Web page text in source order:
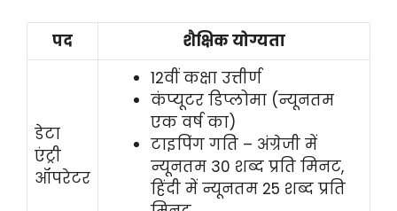
पद शैक्षिक योग्यता
डेटा
एंट्री
ऑपरेटर
12वीं कक्षा उत्तीर्ण
कंप्यूटर डिप्लोमा (न्यूनतम
एक वर्ष का)
टाइपिंग गति – अंग्रेजी में
न्यूनतम 30 शब्द प्रति मिनट,
हिंदी में न्यूनतम 25 शब्द प्रति